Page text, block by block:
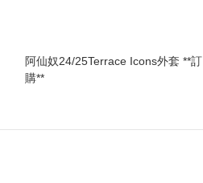
阿仙奴24/25 Terrace Icons外套 **訂
購**